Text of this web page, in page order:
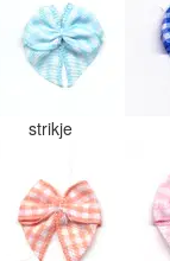
strikje